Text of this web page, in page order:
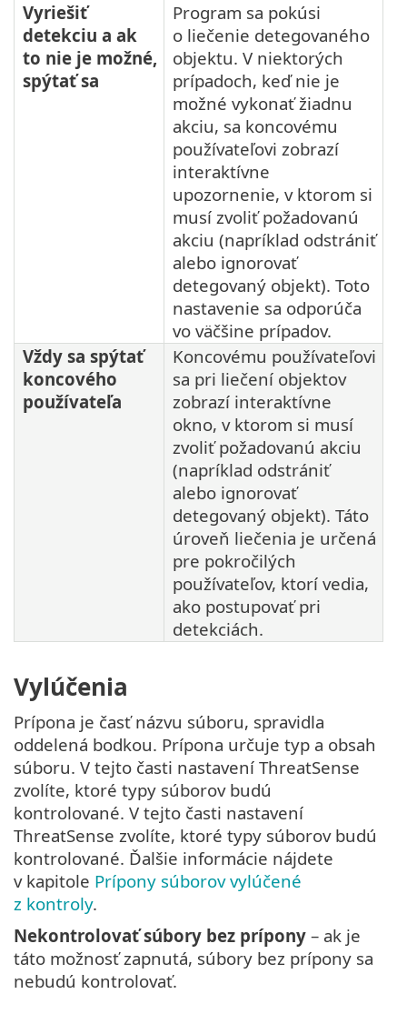
Vyriešiť
detekciu a ak
to nie je možné,
spýtať sa
Program sa pokúsi
o liečenie detegovaného
objektu. V niektorých
prípadoch, keď nie je
možné vykonať žiadnu
akciu, sa koncovému
používateľovi zobrazí
interaktívne
upozornenie, v ktorom si
musí zvoliť požadovanú
akciu (napríklad odstrániť
alebo ignorovať
detegovaný objekt). Toto
nastavenie sa odporúča
vo väčšine prípadov.
Vždy sa spýtať
koncového
používateľa
Koncovému používateľovi
sa pri liečení objektov
zobrazí interaktívne
okno, v ktorom si musí
zvoliť požadovanú akciu
(napríklad odstrániť
alebo ignorovať
detegovaný objekt). Táto
úroveň liečenia je určená
pre pokročilých
používateľov, ktorí vedia,
ako postupovať pri
detekciách.
Vylúčenia
Prípona je časť názvu súboru, spravidla
oddelená bodkou. Prípona určuje typ a obsah
súboru. V tejto časti nastavení ThreatSense
zvolíte, ktoré typy súborov budú
kontrolované. V tejto časti nastavení
ThreatSense zvolíte, ktoré typy súborov budú
kontrolované. Ďalšie informácie nájdete
v kapitole Prípony súborov vylúčené
z kontroly.
Nekontrolovať súbory bez prípony – ak je
táto možnosť zapnutá, súbory bez prípony sa
nebudú kontrolovať.